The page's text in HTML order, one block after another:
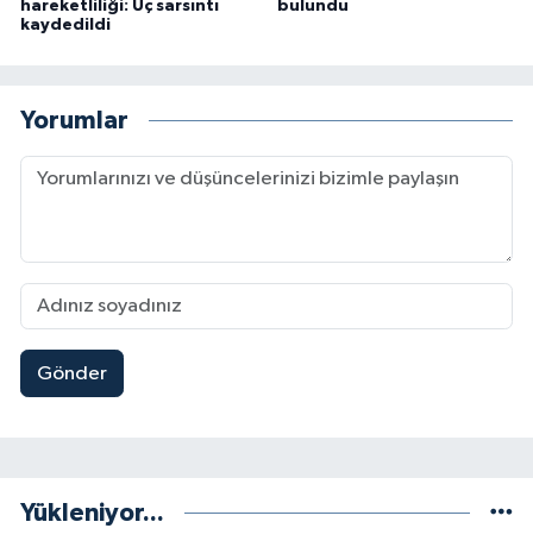
hareketliliği: Üç sarsıntı
kaydedildi
bulundu
Yorumlar
Gönder
Yükleniyor...